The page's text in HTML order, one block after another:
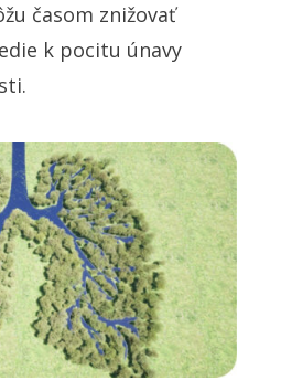
časom znižovať
k pocitu únavy